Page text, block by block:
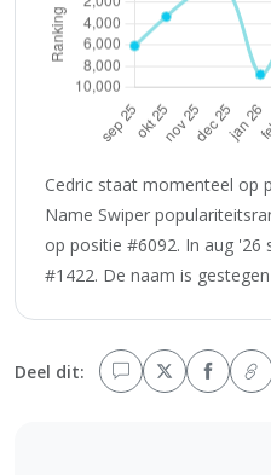
Cedric staat momenteel op
Name Swiper
op positie #6092. In aug
#1422. De naam is
Deel dit: